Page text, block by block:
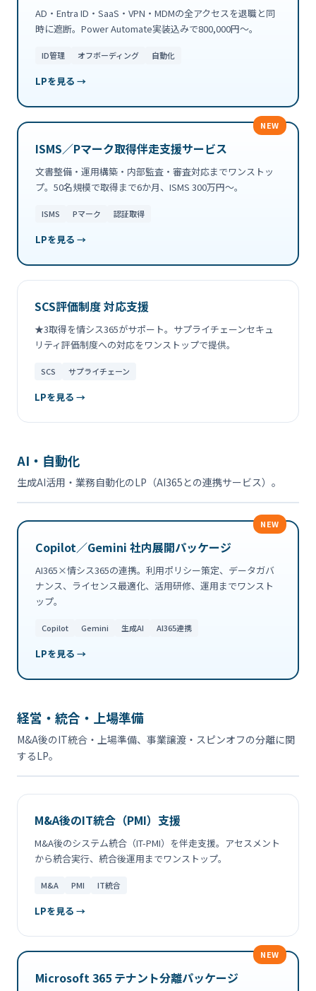
AD・Entra ID・SaaS・VPN・MDMの全アクセスを退職と同
時に遮断。Power Automate実装込みで800,000円〜。
ID管理 オフボーディング 自動化
LPを見る →
NEW
ISMS／Pマーク取得伴走支援サービス
文書整備・運用構築・内部監査・審査対応までワンストッ
プ。50名規模で取得まで6か月、ISMS 300万円〜。
ISMS Pマーク 認証取得
LPを見る →
SCS評価制度 対応支援
★3取得を情シス365がサポート。サプライチェーンセキュ
リティ評価制度への対応をワンストップで提供。
SCS サプライチェーン
LPを見る →
AI・自動化
生成AI活用・業務自動化のLP（AI365との連携サービス）。
NEW
Copilot／Gemini 社内展開パッケージ
AI365×情シス365の連携。利用ポリシー策定、データガバ
ナンス、ライセンス最適化、活用研修、運用までワンスト
ップ。
Copilot Gemini 生成AI AI365連携
LPを見る →
経営・統合・上場準備
M&A後のIT統合・上場準備、事業譲渡・スピンオフの分離に関
するLP。
M&A後のIT統合（PMI）支援
M&A後のシステム統合（IT-PMI）を伴走支援。アセスメント
から統合実行、統合後運用までワンストップ。
M&A PMI IT統合
LPを見る →
NEW
Microsoft 365 テナント分離パッケージ